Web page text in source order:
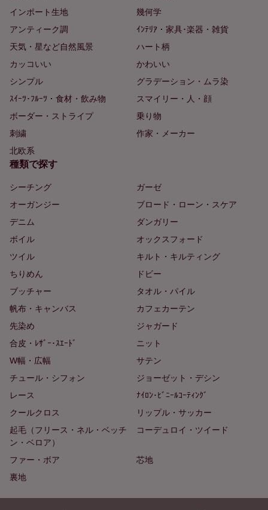
インポート生地
幾何学
アンティーク調
ｲﾝﾃﾘｱ・家具･楽器・雑貨
天気・星など自然風景
ハート柄
カッコいい
かわいい
シンプル
グラデーション・ムラ染
ｽｲｰﾂ･ﾌﾙｰﾂ・食材・飲み物
スマイリー・人・顔
ボーダー・ストライプ
乗り物
刺繍
作家・メーカー
北欧系
種類で探す
シーチング
ガーゼ
オーガンジー
ブロード・ローン・スケア
デニム
ダンガリー
ボイル
オックスフォード
ツイル
キルト・キルティング
ちりめん
ドビー
ブッチャー
タオル・パイル
帆布・キャンバス
カフェカーテン
先染め
ジャガード
合皮・ﾚｻﾞｰ･ｽｴｰﾄﾞ
ニット
W幅・広幅
サテン
チュール・シフォン
ジョーゼット・デシン
レース
ﾅｲﾛﾝ･ﾋﾞﾆｰﾙｺｰﾃｨﾝｸﾞ
クールクロス
リップル・サッカー
起毛（フリース・ネル・ベッチ
ン・ベロア）
コーデュロイ・ツイード
ファー・ボア
芯地
裏地